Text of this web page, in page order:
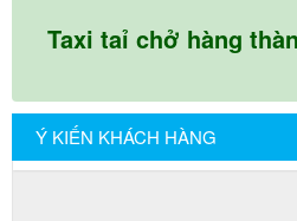
Taxi taỉ chở hàng
Ý KIẾN KHÁCH HÀNG
Công ty Khôi Nguyên chuyển
gói rất cẩn thận. Cô rất hài lòng